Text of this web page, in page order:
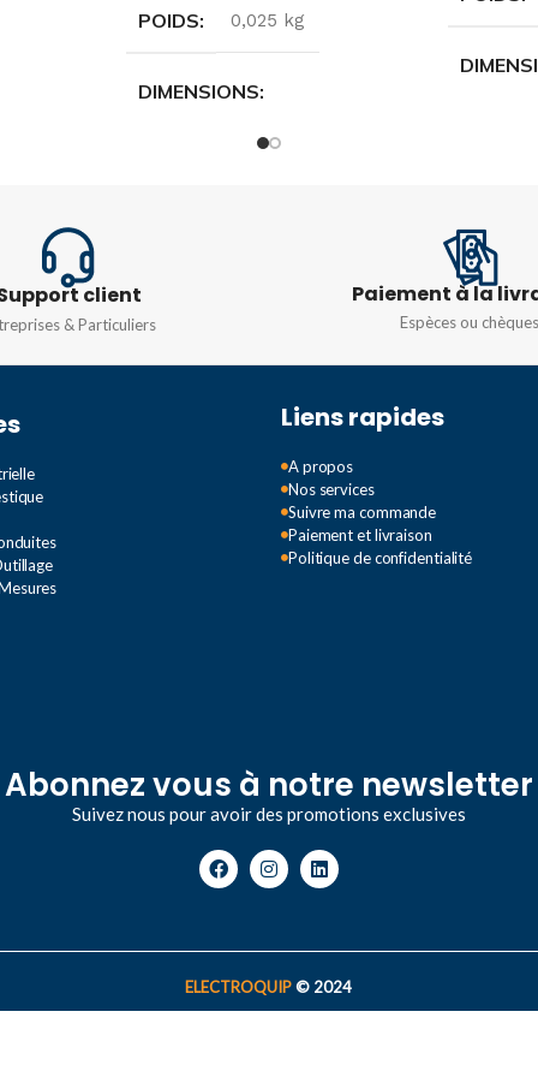
POIDS 0,025 kg
DIMENSIONS
2,2 × 4,4 × 4,7 cm
COULEUR
16AX
250 Volts
COULEUR
Blanc,
client
& Particuliers
Paiement à la
Espèces ou chèques
Liens rapides
A propos
Nos services
Suivre ma commande
Paiement et livraison
Politique de confidentialité
Abonnez vous à notre newsletter
Suivez nous pour avoir des promotions exclusives
ELECTROQUIP© 2024